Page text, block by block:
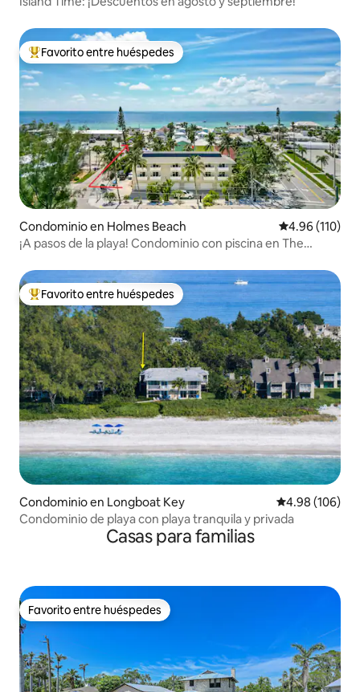
De los mejores en Favorito entre huéspedes
Favorito entre huéspedes
Condominio en Holmes Beach Calificación
4.96 (110)
¡A pasos de la playa! Condominio con piscina en The
De los mejores en Favorito entre huéspedes
Favorito entre huéspedes
Condominio en Longboat Key Calificación
4.98 (106)
Condominio de playa con playa tranquila y privada
Casas para familias
Favorito entre huéspedes
Favorito entre huéspedes